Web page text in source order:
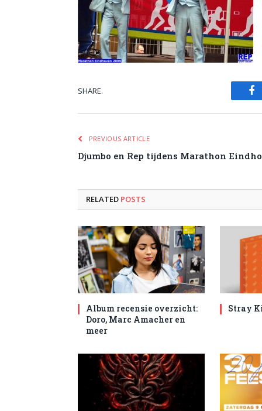
SHARE.
PREVIOUS ARTICLE
Djumbo en Rep tijdens Marathon
RELATED POSTS
Album recensie overzicht:
Doro, Marc Amacher en
meer
Stray